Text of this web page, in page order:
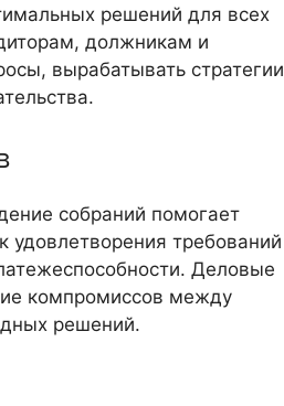
решений для всех
должникам и
вырабатывать стратегии
собраний помогает
удовлетворения требований
Деловые
компромиссов между
решений.